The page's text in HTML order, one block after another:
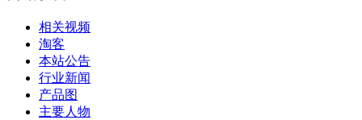
相关视频
淘客
本站公告
行业新闻
产品图
主要人物